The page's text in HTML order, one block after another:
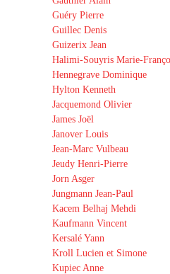
Guéry Pierre
Guillec Denis
Guizerix Jean
Halimi-Souyris Marie-
Hennegrave Dominique
Hylton Kenneth
Jacquemond Olivier
James Joël
Janover Louis
Jean-Marc Vulbeau
Jeudy Henri-Pierre
Jorn Asger
Jungmann Jean-Paul
Kacem Belhaj Mehdi
Kaufmann Vincent
Kersalé Yann
Kroll Lucien et Simone
Kupiec Anne